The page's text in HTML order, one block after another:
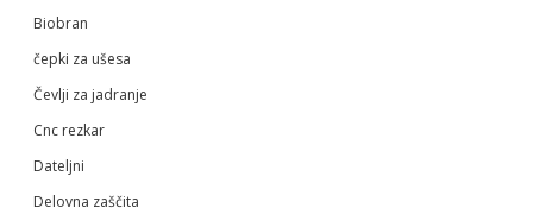
Biobran
čepki za ušesa
Čevlji za jadranje
Cnc rezkar
Dateljni
Delovna zaščita